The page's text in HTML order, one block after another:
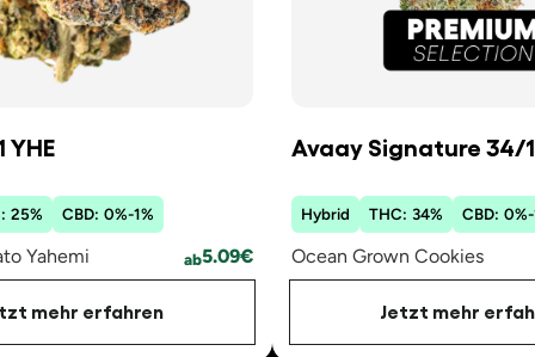
YHE
25% CBD: 0%-1%
Yahemi ab5.09€
mehr erfahren
Avaay Signature 34/
Hybrid THC: 34% CBD: 0%-
Ocean Grown Cookies
Jetzt mehr